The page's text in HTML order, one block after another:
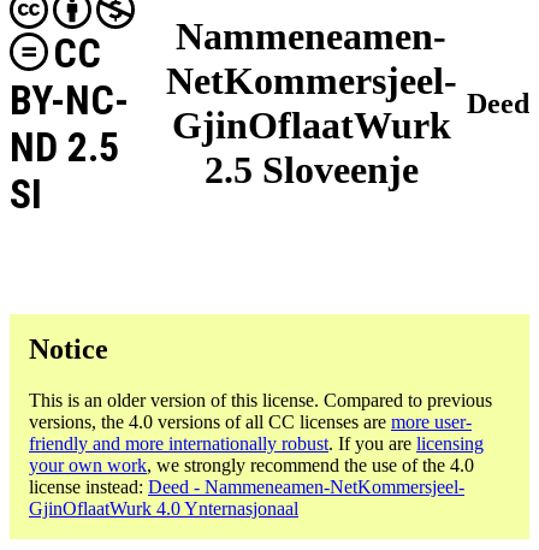
Nammeneamen-
NetKommersjeel-
GjinOflaatWurk
2.5 Sloveenje
CC
BY-NC-
ND 2.5
SI
Deed
Notice
This is an older version of this license. Compared to previous
versions, the 4.0 versions of all CC licenses are more user-
friendly and more internationally robust. If you are licensing
your own work, we strongly recommend the use of the 4.0
license instead: Deed - Nammeneamen-NetKommersjeel-
GjinOflaatWurk 4.0 Ynternasjonaal